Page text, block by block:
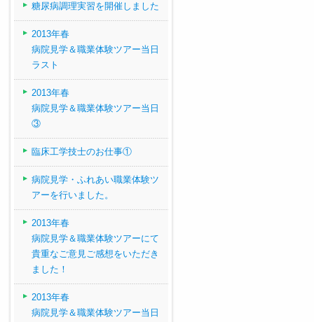
糖尿病調理実習を開催しました
2013年春
病院見学＆職業体験ツアー当日
ラスト
2013年春
病院見学＆職業体験ツアー当日
③
臨床工学技士のお仕事①
病院見学・ふれあい職業体験ツ
アーを行いました。
2013年春
病院見学＆職業体験ツアーにて
貴重なご意見ご感想をいただき
ました！
2013年春
病院見学＆職業体験ツアー当日